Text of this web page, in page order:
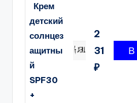
Крем
детский
солнцез
ащитны
й
SPF30
+
2
31
₽